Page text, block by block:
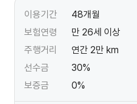
이용기간
48개월
보험연령
만 26세 이상
주행거리
연간 2만 km
선수금
30%
보증금
0%